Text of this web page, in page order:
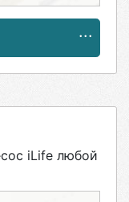
91
iLife любой